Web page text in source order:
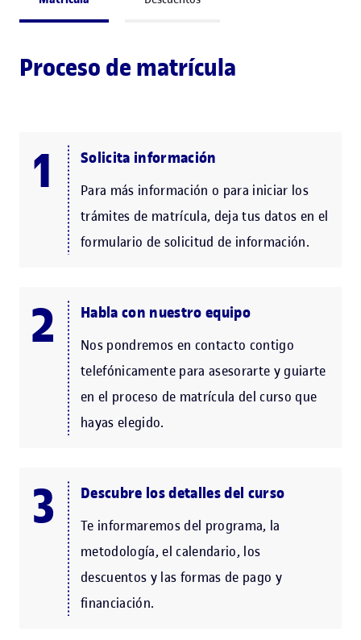
Proceso de matrícula
Solicita información
Para más información o para iniciar los
trámites de matrícula, deja tus datos en el
formulario de solicitud de información.
Habla con nuestro equipo
Nos pondremos en contacto contigo
telefónicamente para asesorarte y guiarte
en el proceso de matrícula del curso que
hayas elegido.
Descubre los detalles del curso
Te informaremos del programa, la
metodología, el calendario, los
descuentos y las formas de pago y
financiación.